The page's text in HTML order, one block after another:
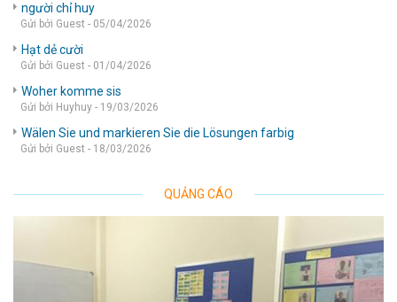
người chỉ huy
Gửi bởi Guest - 05/04/2026
Hạt dẻ cười
Gửi bởi Guest - 01/04/2026
Woher komme sis
Gửi bởi Huyhuy - 19/03/2026
Wälen Sie und markieren Sie die Lösungen farbig
Gửi bởi Guest - 18/03/2026
QUẢNG CÁO